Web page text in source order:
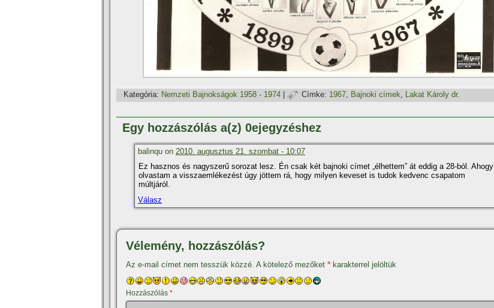
Kategória: Nemzeti Bajnokságok 1958 - 1974 Címke: 1967, Bajnoki cí­mek, Lakat Károly dr.
Egy hozzászólás a(z) 0ejegyzéshez
balinqu on 2010. augusztus 21. szombat - 10:07
Ez hasznos és nagyszerű sorozat lesz. Én csak két bajnoki cí­met „élhettem” át eddig a 28-ból. Ahogy
olvastam a visszaemlékezést úgy jöttem rá, hogy milyen keveset is tudok kedvenc csapatom
múltjáról.
Válasz
Vélemény, hozzászólás?
Az e-mail címet nem tesszük közzé. A kötelező mezőket * karakterrel jelöltük
Hozzászólás *